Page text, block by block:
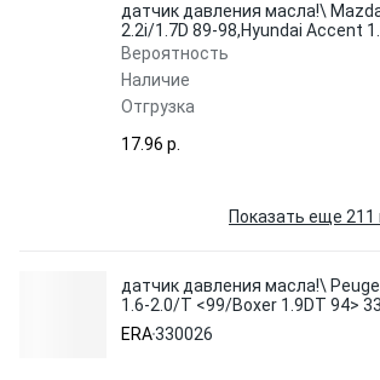
датчик давления масла!\
2.2i/1.7D 89-98,Hyundai Accent
Вероятность
Наличие
Отгрузка
17.96 p.
Показать еще
датчик давления масла!\
1.6-2.0/T <99/Boxer 1.9DT 94>
ERA330026